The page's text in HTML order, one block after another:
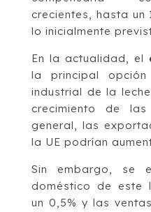
crecientes, hasta un
lo inicialmente
En la actualidad, el
la principal opción
industrial de la
crecimiento de las
general, las
la UE podrían
Sin embargo, se
doméstico de este
un 0,5% y las